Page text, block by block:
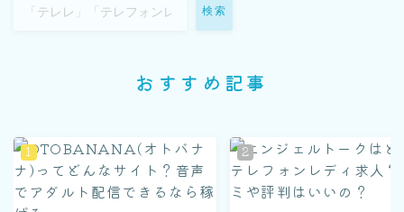
検索
おすすめ記事